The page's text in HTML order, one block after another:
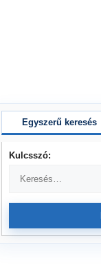
Egyszerű keresés
Kulcsszó: